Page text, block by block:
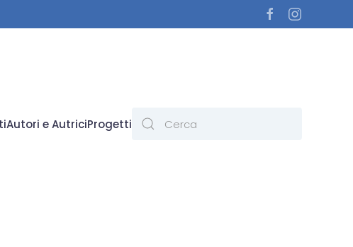
Autori e AutriciProgetti